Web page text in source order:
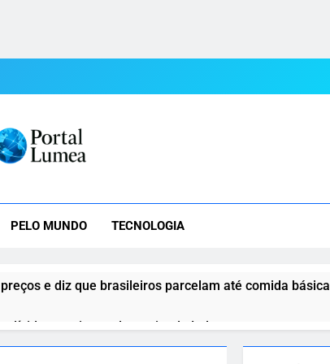
PELO MUNDO TECNOLOGIA
e diz que brasileiros parcelam até comida básica
dívidas rurais e reduz atrito de Lula com o agro